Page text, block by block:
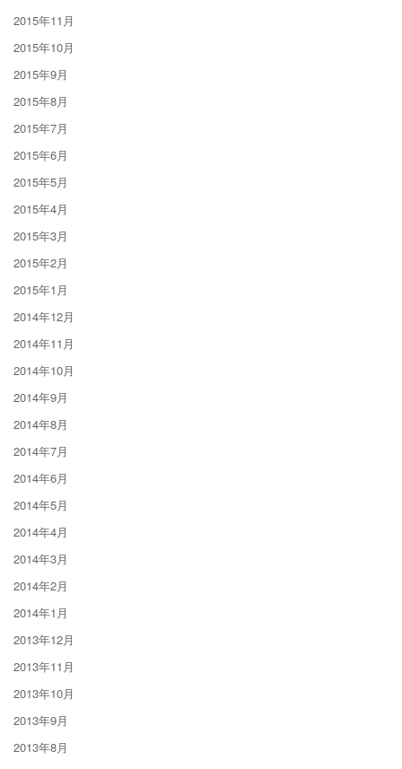
2015年11月
2015年10月
2015年9月
2015年8月
2015年7月
2015年6月
2015年5月
2015年4月
2015年3月
2015年2月
2015年1月
2014年12月
2014年11月
2014年10月
2014年9月
2014年8月
2014年7月
2014年6月
2014年5月
2014年4月
2014年3月
2014年2月
2014年1月
2013年12月
2013年11月
2013年10月
2013年9月
2013年8月